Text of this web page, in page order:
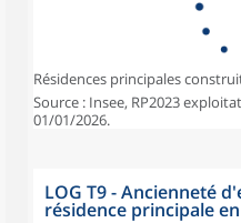
Résidences principales
Source : Insee, RP2023
01/01/2026.
LOG T9 - Ancienneté
résidence principale